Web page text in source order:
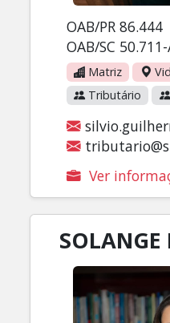
OAB/PR 86.444
OAB/SC
Matriz
Tributário
Ver